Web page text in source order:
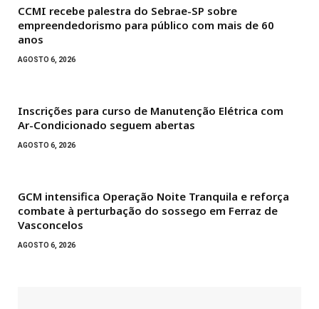
CCMI recebe palestra do Sebrae-SP sobre
empreendedorismo para público com mais de 60
anos
AGOSTO 6, 2026
Inscrições para curso de Manutenção Elétrica com
Ar-Condicionado seguem abertas
AGOSTO 6, 2026
GCM intensifica Operação Noite Tranquila e reforça
combate à perturbação do sossego em Ferraz de
Vasconcelos
AGOSTO 6, 2026